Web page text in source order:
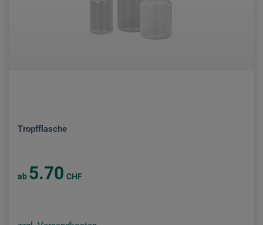
Tropfflasche
ab 5.70 CHF